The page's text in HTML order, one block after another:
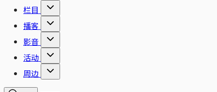
栏目
播客
影音
活动
周边